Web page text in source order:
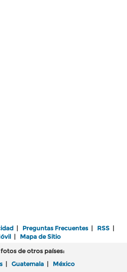
| Preguntas Frecuentes | RSS |
| Mapa de Sitio
fotos de otros países:
| Guatemala | México